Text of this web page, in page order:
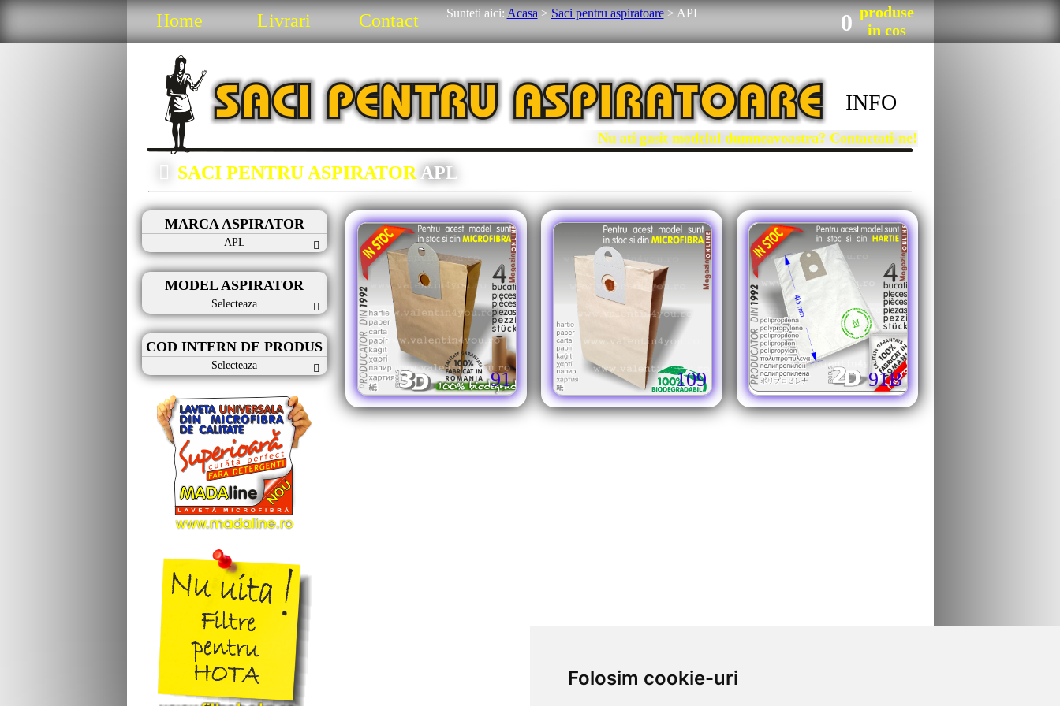
Folosim cookie-uri
Home Livrari Contact Sunteti aici: Acasa > Saci pentru aspiratoare> APL 0 produse
in cos
INFO
Nu ati gasit modelul dumneavoastra? Contactati-ne!
SACI PENTRU ASPIRATOR APL
MARCA ASPIRATOR
APL
MODEL ASPIRATOR
Selecteaza
COD INTERN DE PRODUS
Selecteaza
91 109 91B